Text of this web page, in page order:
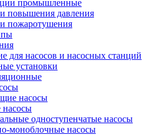
промышленные
повышения давления
пожаротушения
для насосов и насосных станций
установки
насосы
одноступенчатые насосы
моноблочные насосы